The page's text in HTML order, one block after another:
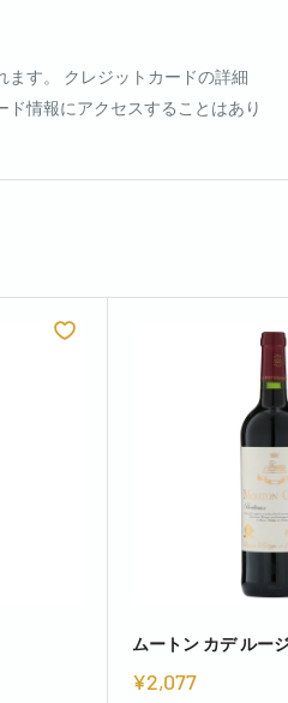
ます。 クレジットカードの詳細
情報にアクセスすることはあり
ムートン カデ ルー
¥2,077